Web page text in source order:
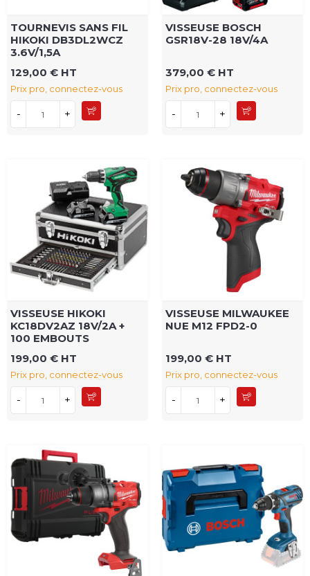
TOURNEVIS SANS FIL
HIKOKI DB3DL2WCZ
3.6V/1,5A
129,00 € HT
Prix pro, connectez-vous
- +
VISSEUSE BOSCH
GSR18V-28 18V/4A
379,00 € HT
Prix pro, connectez-vous
- +
VISSEUSE HIKOKI
KC18DV2AZ 18V/2A +
100 EMBOUTS
199,00 € HT
Prix pro, connectez-vous
- +
VISSEUSE MILWAUKEE
NUE M12 FPD2-0
199,00 € HT
Prix pro, connectez-vous
- +